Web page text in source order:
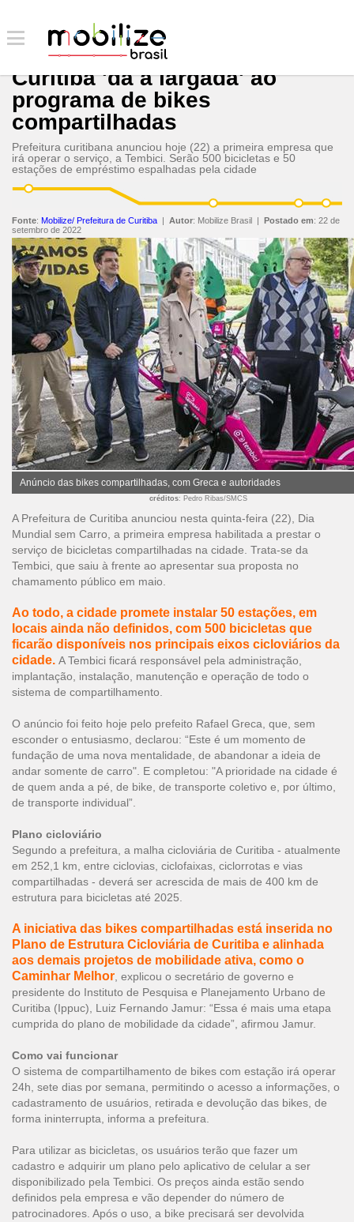
Curitiba 'dá a largada' ao
programa de bikes
compartilhadas
Prefeitura curitibana anunciou hoje (22) a primeira empresa que
irá operar o serviço, a Tembici. Serão 500 bicicletas e 50
estações de empréstimo espalhadas pela cidade
Fonte: Mobilize/ Prefeitura de Curitiba | Autor: Mobilize Brasil | Postado em: 22 de
setembro de 2022
Anúncio das bikes compartilhadas, com Greca e autoridades
créditos: Pedro Ribas/SMCS
A Prefeitura de Curitiba anunciou nesta quinta-feira (22), Dia
Mundial sem Carro, a primeira empresa habilitada a prestar o
serviço de bicicletas compartilhadas na cidade. Trata-se da
Tembici, que saiu à frente ao apresentar sua proposta no
chamamento público em maio.
Ao todo, a cidade promete instalar 50 estações, em
locais ainda não definidos, com 500 bicicletas que
ficarão disponíveis nos principais eixos cicloviários da
cidade. A Tembici ficará responsável pela administração,
implantação, instalação, manutenção e operação de todo o
sistema de compartilhamento.
O anúncio foi feito hoje pelo prefeito Rafael Greca, que, sem
esconder o entusiasmo, declarou: “Este é um momento de
fundação de uma nova mentalidade, de abandonar a ideia de
andar somente de carro". E completou: "A prioridade na cidade é
de quem anda a pé, de bike, de transporte coletivo e, por último,
de transporte individual”.
Plano cicloviário
Segundo a prefeitura, a malha cicloviária de Curitiba - atualmente
em 252,1 km, entre ciclovias, ciclofaixas, ciclorrotas e vias
compartilhadas - deverá ser acrescida de mais de 400 km de
estrutura para bicicletas até 2025.
A iniciativa das bikes compartilhadas está inserida no
Plano de Estrutura Cicloviária de Curitiba e alinhada
aos demais projetos de mobilidade ativa, como o
Caminhar Melhor , explicou o secretário de governo e
presidente do Instituto de Pesquisa e Planejamento Urbano de
Curitiba (Ippuc), Luiz Fernando Jamur: “Essa é mais uma etapa
cumprida do plano de mobilidade da cidade”, afirmou Jamur.
Como vai funcionar
O sistema de compartilhamento de bikes com estação irá operar
24h, sete dias por semana, permitindo o acesso a informações, o
cadastramento de usuários, retirada e devolução das bikes, de
forma ininterrupta, informa a prefeitura.
Para utilizar as bicicletas, os usuários terão que fazer um
cadastro e adquirir um plano pelo aplicativo de celular a ser
disponibilizado pela Tembici. Os preços ainda estão sendo
definidos pela empresa e vão depender do número de
patrocinadores. Após o uso, a bike precisará ser devolvida